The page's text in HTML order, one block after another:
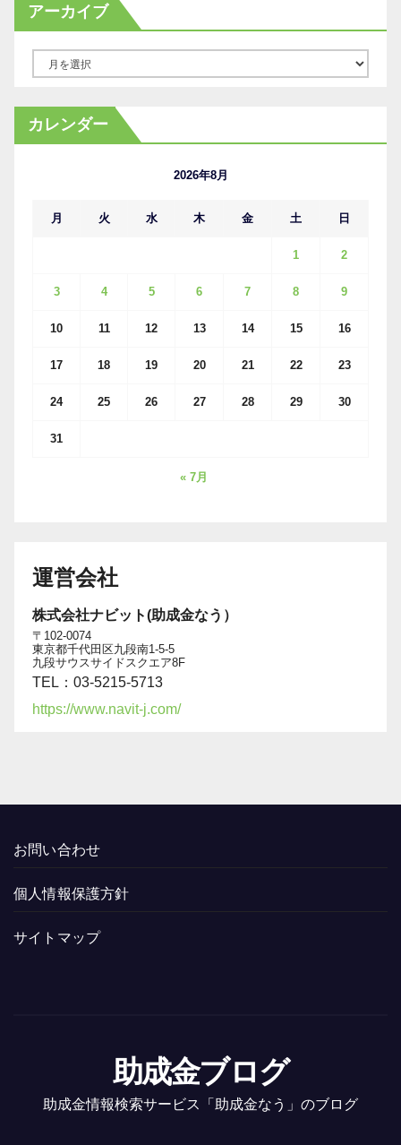
アーカイブ
カ
イ
カレンダー
2026年8月
月 火 水 木 金 土 日
1 2
3 4 5 6 7 8 9
10 11 12 13 14 15 16
17 18 19 20 21 22 23
24 25 26 27 28 29 30
31
« 7月
運営会社
株式会社ナビット(助成金なう）
〒102-0074
東京都千代田区九段南1-5-5
九段サウスサイドスクエア8F
TEL：03-5215-5713
https://www.navit-j.com/
お問い合わせ
個人情報保護方針
サイトマップ
助成金ブログ
助成金情報検索サービス「助成金なう」のブログ